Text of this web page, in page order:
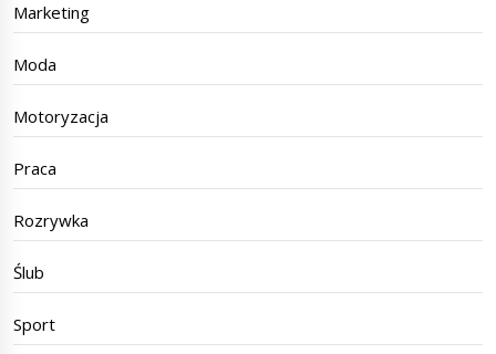
Marketing
Moda
Motoryzacja
Praca
Rozrywka
Ślub
Sport